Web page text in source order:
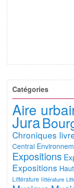
Catégories
Aire
Jura
Chroniques
Central
Expositions
Expositions
Littérature littérature